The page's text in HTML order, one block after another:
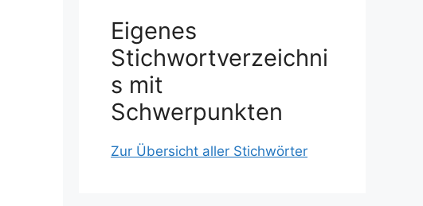
Eigenes
Stichwortverzeichni
s mit
Schwerpunkten
Zur Übersicht aller Stichwörter